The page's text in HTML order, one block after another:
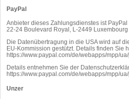
PayPal
Anbieter dieses Zahlungsdienstes ist PayPal
22-24 Boulevard Royal, L-2449 Luxembourg
Die Datenübertragung in die USA wird auf
EU-Kommission gestützt. Details finden Sie
https://www.paypal.com/de/webapps/mpp/ua/
Details entnehmen Sie der
https://www.paypal.com/de/webapps/mpp/ua/
Unzer